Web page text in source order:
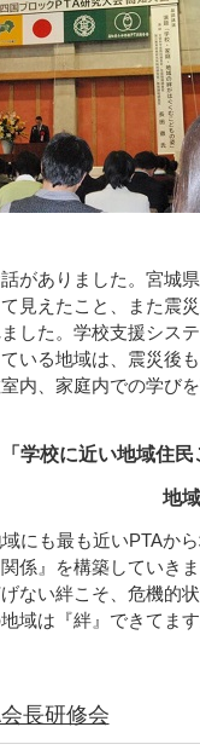
がありました。宮城
見えたこと、また震
した。学校支援シス
いる地域は、震災後
内、家庭内での学び
「学校に近い地域住民
住み続け
にも最も近いPTAか
係』を構築していきま
ない絆こそ、危機的
域は『絆』できてます
長研修会